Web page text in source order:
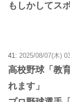
もしかしてス
41: 2025/08/07(木)
高校野球「教
れます」